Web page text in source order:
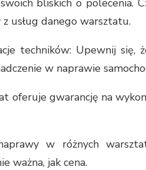
bliskich o polecenia.
usług danego warsztatu.
techników: Upewnij się,
w naprawie
oferuje gwarancję na
w różnych
ważna, jak cena.